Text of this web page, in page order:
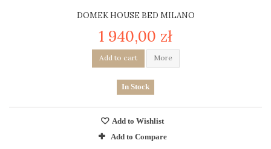
DOMEK HOUSE BED MILANO
1 940,00 zł
Add to cart More
In Stock
Add to Wishlist
Add to Compare